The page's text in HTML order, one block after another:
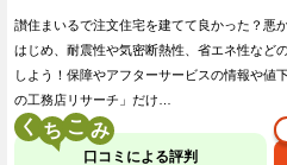
讃住まいるで注文住宅を建てて良かった？悪
はじめ、耐震性や気密断熱性、省エネ性など
しよう！保障やアフターサービスの情報や値
の工務店リサーチ」だけ…
く こ
口コミによる評判